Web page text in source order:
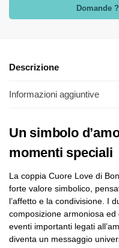
Domande
Descrizione
Informazioni aggiuntive
Un simbolo
momenti speciali
La coppia Cuore Love di
forte valore simbolico,
l’affetto e la condivisione. I
composizione armoniosa
eventi importanti legati
diventa un messaggio